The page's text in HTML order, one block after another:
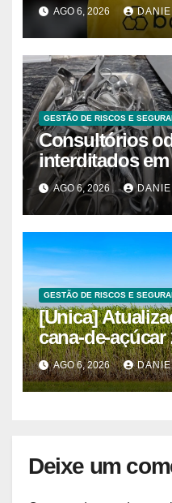
AGO 6, 2026
GESTÃO DE RISCOS E
Consultórios
interditados
superam 2025
AGO 6, 2026
GESTÃO DE RISCOS E
[Unica]
cana-de-açúcar
quinzenas de
AGO 6, 2026
Deixe um